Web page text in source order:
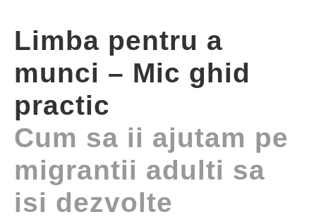
COMPETENCES
GUIDES
PRACTICES
Limba pentru a
munci – Mic ghid
practic
Cum sa ii ajutam pe
migrantii adulti sa
isi dezvolte